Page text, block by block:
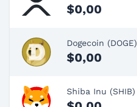
$0,00
Dogecoin (DOGE)
$0,00
Shiba Inu (SHIB)